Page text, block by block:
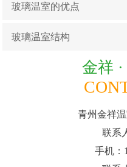
玻璃温室的优点
玻璃温室结构
金祥 ·
青州金祥
联系
手机：